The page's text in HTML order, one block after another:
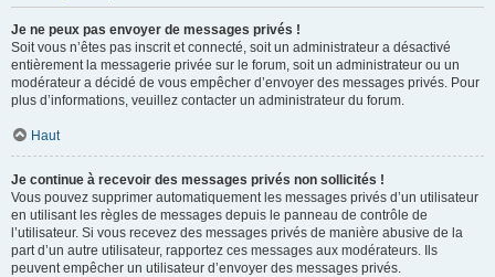
Je ne peux pas envoyer de messages privés !
Soit vous n’êtes pas inscrit et connecté, soit un administrateur a désactivé
entièrement la messagerie privée sur le forum, soit un administrateur ou un
modérateur a décidé de vous empêcher d’envoyer des messages privés. Pour
plus d’informations, veuillez contacter un administrateur du forum.
Haut
Je continue à recevoir des messages privés non sollicités !
Vous pouvez supprimer automatiquement les messages privés d’un utilisateur
en utilisant les règles de messages depuis le panneau de contrôle de
l’utilisateur. Si vous recevez des messages privés de manière abusive de la
part d’un autre utilisateur, rapportez ces messages aux modérateurs. Ils
peuvent empêcher un utilisateur d’envoyer des messages privés.